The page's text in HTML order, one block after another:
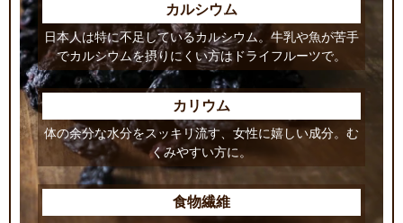
カルシウム
日本人は特に不足しているカルシウム。牛乳や魚が苦手
でカルシウムを摂りにくい方はドライフルーツで。
カリウム
体の余分な水分をスッキリ流す、女性に嬉しい成分。む
くみやすい方に。
食物繊維